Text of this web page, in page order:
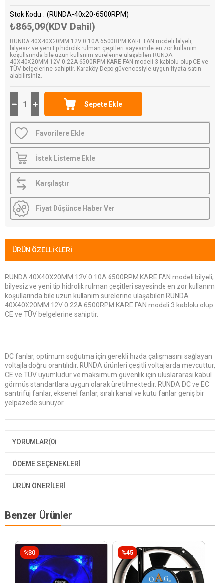
Stok Kodu (RUNDA-40x20-6500RPM)
₺865,09(KDV Dahil)
RUNDA 40X40X20MM 12V 0.10A 6500RPM KARE FAN modeli bilyeli,
bilyesiz ve yeni tip hidrolik rulman çeşitleri sayesinde en zor kullanım
koşullarında bile uzun kullanım sürelerine ulaşabilen RUNDA
40X40X20MM 12V 0.22A 6500RPM KARE FAN modeli 3 kablolu olup CE ve
TÜV belgelerine sahiptir. Karaköy Depo güvencesiyle uygun fiyata satın
alabilirsiniz.
Favorilere Ekle
İstek Listeme Ekle
Karşılaştır
Fiyat Düşünce Haber Ver
ÜRÜN ÖZELLIKLERI
RUNDA 40X40X20MM 12V 0.10A 6500RPM KARE FAN modeli bilyeli,
bilyesiz ve yeni tip hidrolik rulman çeşitleri sayesinde en zor kullanım
koşullarında bile uzun kullanım sürelerine ulaşabilen RUNDA
40X40X20MM 12V 0.22A 6500RPM KARE FAN modeli 3 kablolu olup
CE ve TÜV belgelerine sahiptir.
DC fanlar, optimum soğutma için gerekli hızda çalışmasını sağlayan
voltajla doğru orantılıdır. RUNDA ürünleri çeşitli voltajlarda mevcuttur,
CE ve TÜV uyumludur ve maksimum güvenlik için uluslararası kabul
görmüş standartlara uygun olarak üretilmektedir. RUNDA DC ve EC
santrifüj fanlar, eksenel fanlar, sıralı kanal ve kutu fanlar geniş bir
yelpazede sunuyor.
YORUMLAR(0)
ÖDEME SEÇENEKLERI
ÜRÜN ÖNERILERI
Benzer Ürünler
%30 %45